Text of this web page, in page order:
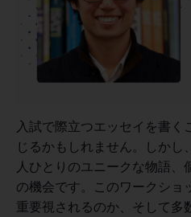
入試で際立つエッセイを書く
じるかもしれません。しかし
人ひとりのユニークな物語、
の機会です。このワークショ
重要視されるのか、そして多